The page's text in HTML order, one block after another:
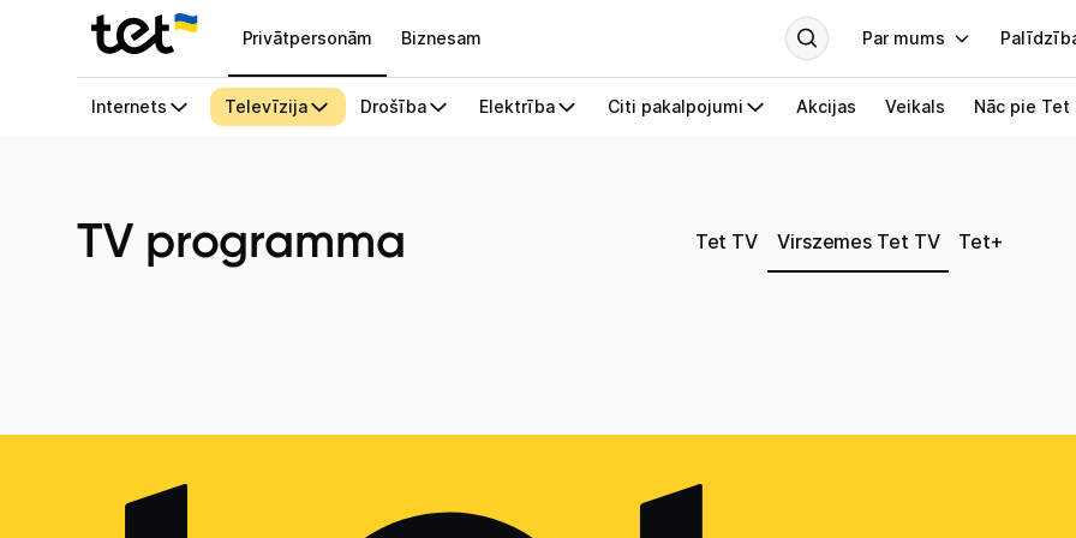
Privātpersonām Biznesam
TV programma Tet TV Virszemes Tet TV Tet+